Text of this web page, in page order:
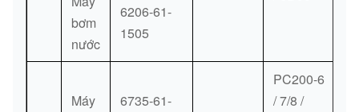
6510
6138-
6810
0,01
kg.
bơm
nước
6206-61-
1505
Máy
6735-61-
PC200-6
/ 7/8 /